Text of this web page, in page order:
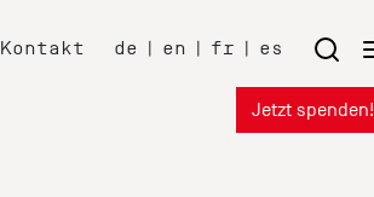
Kontakt de | en | fr | es
Jetzt spenden!